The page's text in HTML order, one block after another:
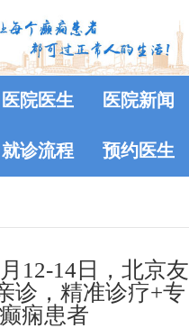
医院医生 医院新闻
就诊流程 预约医生
12-14日，北京友
诊，精准诊疗+专
痫患者